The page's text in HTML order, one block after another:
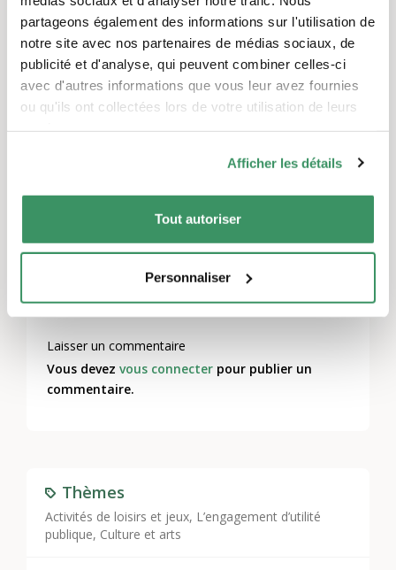
partageons également des informations sur l'utilisation de
notre site avec nos partenaires de médias sociaux, de
publicité et d'analyse, qui peuvent combiner celles-ci
avec d'autres informations que vous leur avez fournies
ou qu'ils ont collectées lors de votre utilisation de leurs
Afficher les détails
Tout autoriser
Personnaliser
Thèmes
Activités de loisirs et jeux, L’engagement d’utilité
publique, Culture et arts
Sous réserve de modifications du programme
en raison de Corona. Informations sur
nos mesures de protection Corona.
Autres institutions qui participent à "Bière de
Musée alpin de Suisse,Musée
d'histoire naturelle de Berne,
de psychiatrie
Laisser un commentaire
Vous devezvous connecter pour publier un
commentaire.